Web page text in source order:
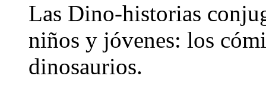
Las Dino-historias
niños y jóvenes: los
dinosaurios.